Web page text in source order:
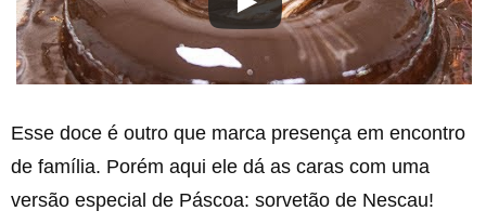
Esse doce é outro que marca presença em encontro
de família. Porém aqui ele dá as caras com uma
versão especial de Páscoa: sorvetão de Nescau!